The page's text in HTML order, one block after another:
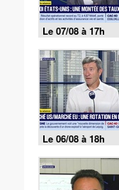
Le 07/08 à 17h
Le 06/08 à 18h